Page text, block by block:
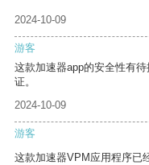
2024-10-09
游客
这款加速器app的安全性有
证。
2024-10-09
游客
这款加速器VPM应用程序已